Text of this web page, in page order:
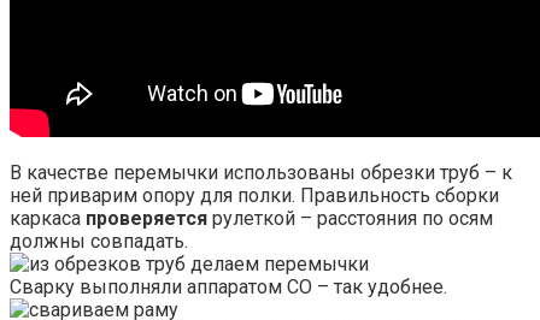
В качестве перемычки использованы обрезки труб – к
ней приварим опору для полки. Правильность сборки
каркаса проверяется рулеткой – расстояния по осям
должны совпадать.
Сварку выполняли аппаратом СО – так удобнее.